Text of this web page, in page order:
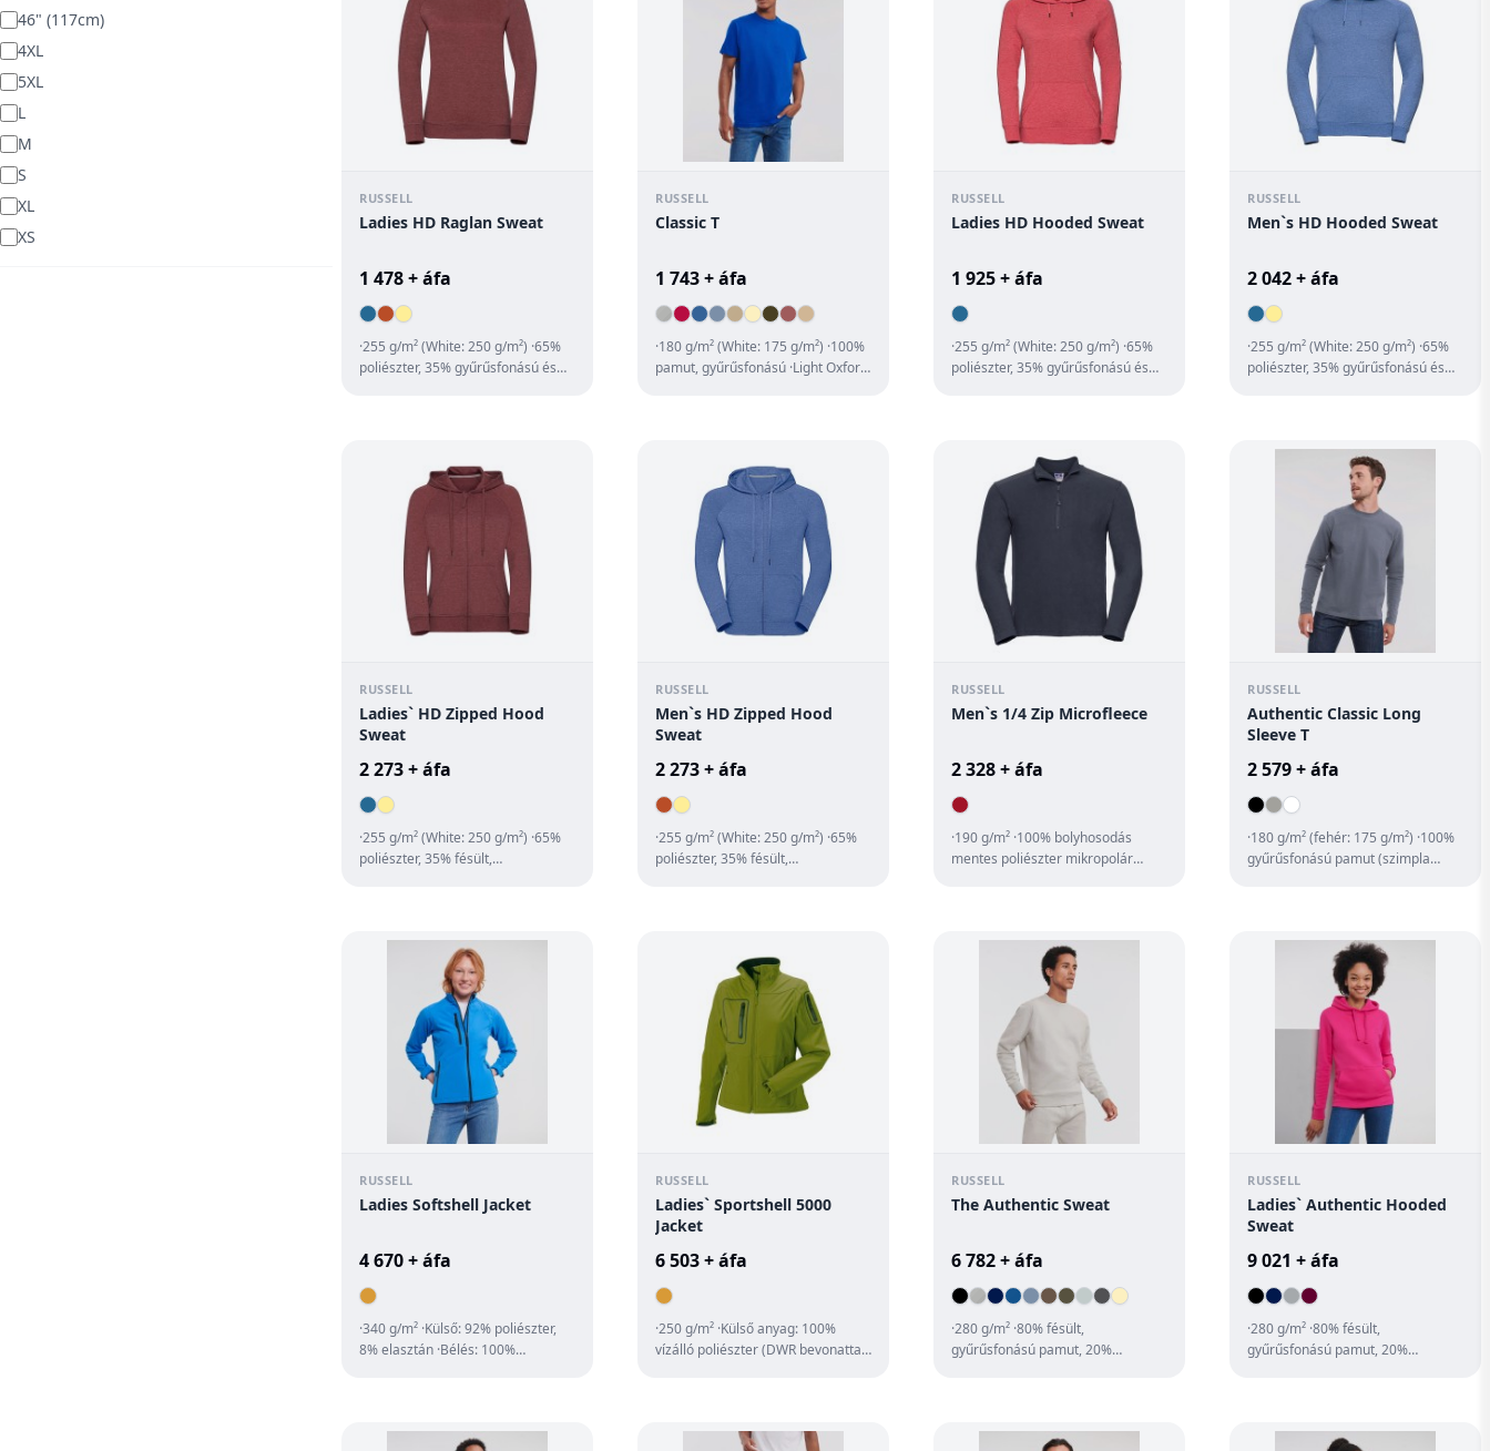
46" (117cm)
4XL
5XL
L
M
S
XL
XS
RUSSELL
Ladies HD Raglan Sweat
1 478 + áfa
·255 g/m² (White: 250 g/m²) ·65%
poliészter, 35% gyűrűsfonású és
RUSSELL
Classic T
1 743 + áfa
·180 g/m² (White: 175 g/m²) ·100%
pamut, gyűrűsfonású ·Light Oxford:
RUSSELL
Ladies HD Hooded Sweat
1 925 + áfa
·255 g/m² (White: 250 g/m²) ·65%
poliészter, 35% gyűrűsfonású és
RUSSELL
Men`s HD Hooded Sweat
2 042 + áfa
·255 g/m² (White: 250 g/m²) ·65%
poliészter, 35% gyűrűsfonású és
RUSSELL
Ladies` HD Zipped Hood
Sweat
2 273 + áfa
·255 g/m² (White: 250 g/m²) ·65%
poliészter, 35% fésült,
RUSSELL
Men`s HD Zipped Hood
Sweat
2 273 + áfa
·255 g/m² (White: 250 g/m²) ·65%
poliészter, 35% fésült,
RUSSELL
Men`s 1/4 Zip Microfleece
2 328 + áfa
·190 g/m² ·100% bolyhosodás
mentes poliészter mikropolár
RUSSELL
Authentic Classic Long
Sleeve T
2 579 + áfa
·180 g/m² (fehér: 175 g/m²) ·100%
gyűrűsfonású pamut (szimpla
RUSSELL
Ladies Softshell Jacket
4 670 + áfa
·340 g/m² ·Külső: 92% poliészter,
8% elasztán ·Bélés: 100%
RUSSELL
Ladies` Sportshell 5000
Jacket
6 503 + áfa
·250 g/m² ·Külső anyag: 100%
vízálló poliészter (DWR bevonattal)
RUSSELL
The Authentic Sweat
6 782 + áfa
·280 g/m² ·80% fésült,
gyűrűsfonású pamut, 20%
RUSSELL
Ladies` Authentic Hooded
Sweat
9 021 + áfa
·280 g/m² ·80% fésült,
gyűrűsfonású pamut, 20%